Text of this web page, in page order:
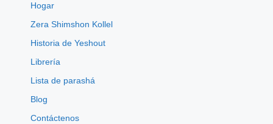
Hogar
Zera Shimshon Kollel
Historia de Yeshout
Librería
Lista de parashá
Blog
Contáctenos